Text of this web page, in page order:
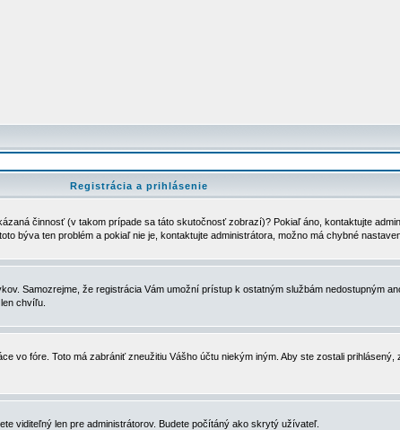
Registrácia a prihlásenie
činnosť (v takom prípade sa táto skutočnosť zobrazí)? Pokiaľ áno, kontaktujte
býva ten problém a pokiaľ nie je, kontaktujte administrátora, možno má chybné
Samozrejme, že registrácia Vám umožní prístup k ostatným službám nedostupným
chvíľu.
vo fóre. Toto má zabrániť zneužitiu Vášho účtu niekým iným. Aby ste zostali
viditeľný len pre administrátorov. Budete počítáný ako skrytý užívateľ.